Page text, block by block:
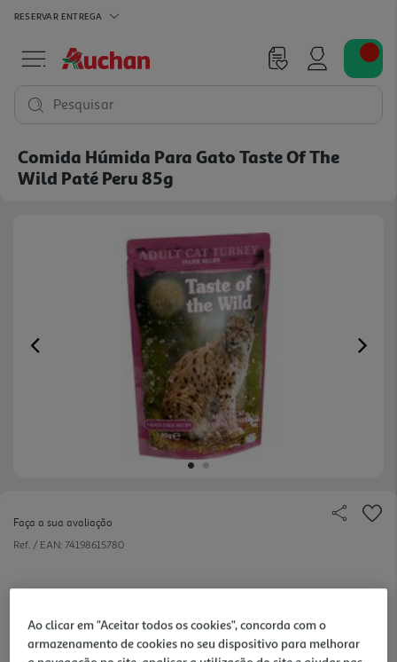
RESERVAR ENTREGA
Pesquisar
Comida Húmida Para Gato Taste Of The
Wild Paté Peru 85g
Previous
Faça a sua avaliação
Ref. / EAN: 74198615780
2,05 €
Ao clicar em "Aceitar todos os cookies", concorda com o
armazenamento de cookies no seu dispositivo para melhorar